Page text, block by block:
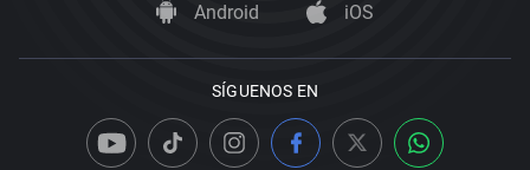
Android iOS
SÍGUENOS EN